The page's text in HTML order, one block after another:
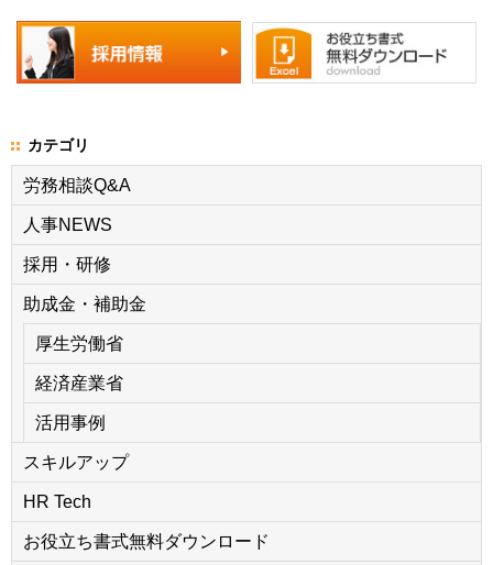
カテゴリ
労務相談Q&A
人事NEWS
採用・研修
助成金・補助金
厚生労働省
経済産業省
活用事例
スキルアップ
HR Tech
お役立ち書式無料ダウンロード